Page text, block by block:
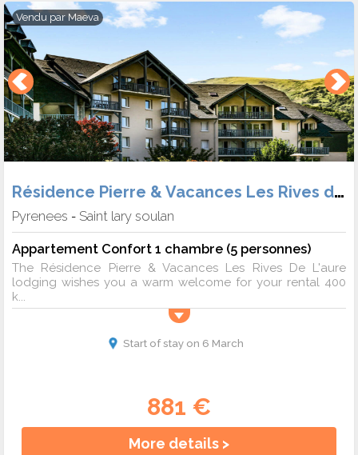
Vendu par Maeva
Résidence Pierre & Vacances Les Rives de L'Aure
Pyrenees - Saint lary soulan
Appartement Confort 1 chambre (5 personnes)
The Résidence Pierre & Vacances Les Rives De L'aure
lodging wishes you a warm welcome for your rental 400
k...
Start of stay on 6 March
881 €
More details >